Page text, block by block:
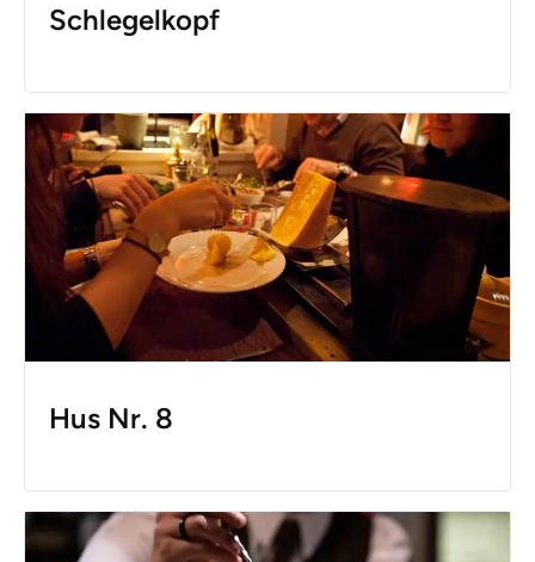
Schlegelkopf
Hus Nr. 8